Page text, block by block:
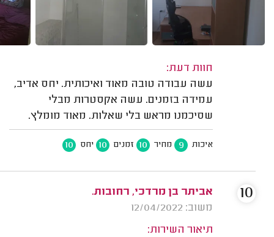
חוות דעת:
עשה עבודה טובה מאוד ואיכותית. יחס אדיב,
עמידה בזמנים. עשה אקסטרות מבלי
שסיכמנו מראש בלי שאלות. מאוד מומלץ.
איכות 9 מחיר 10 זמנים 10 יחס 10
אביתר בן מרדכי, רחובות.
משוב: 12/04/2022
תיאור השירות:
10